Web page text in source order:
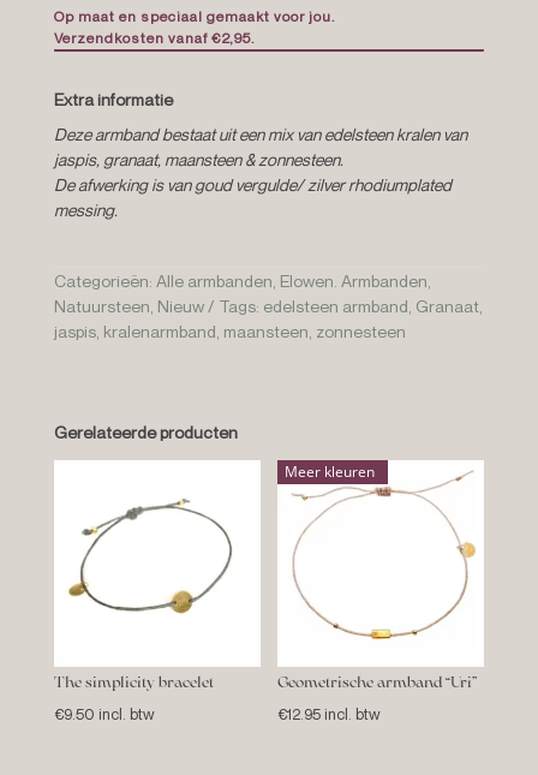
Op maat en speciaal gemaakt voor jou.
Verzendkosten vanaf €2,95.
Extra informatie
Deze armband bestaat uit een mix van edelsteen kralen van
jaspis, granaat, maansteen & zonnesteen.
De afwerking is van goud vergulde/ zilver rhodiumplated
messing.
Categorieën: Alle armbanden Elowen. Armbanden
Natuursteen Nieuw Tags: edelsteen armband Granaat,
jaspis, kralenarmband maansteen zonnesteen
Gerelateerde producten
The simplicity bracelet
€9.50 incl. btw
Meer kleuren
Geometrische armband “Uri”
€12.95 incl. btw